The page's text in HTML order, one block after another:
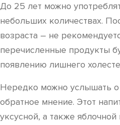
До 25 лет можно
небольших количествах.
возраста – не
перечисленные продукты
появлению лишнего
Нередко можно услышать
обратное мнение. Этот
уксусной, а также